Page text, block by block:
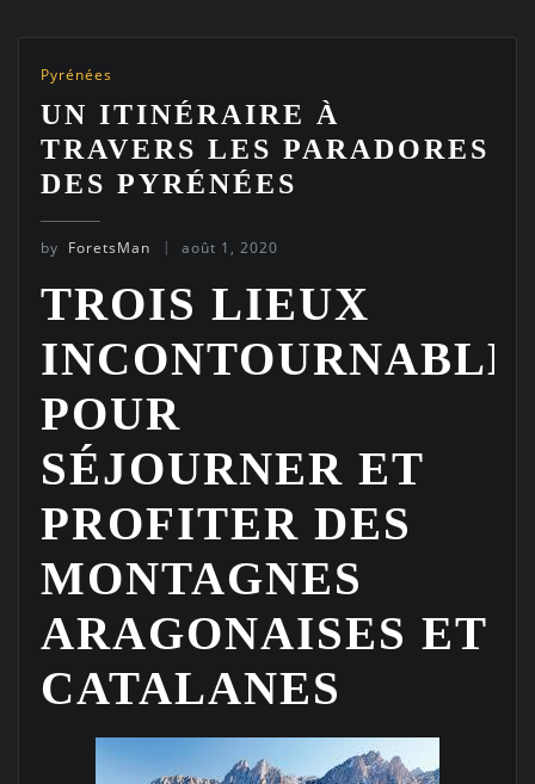
Pyrénées
UN ITINÉRAIRE À
TRAVERS LES PARADORES
DES PYRÉNÉES
by ForetsMan août 1, 2020
TROIS LIEUX
POUR
SÉJOURNER ET
PROFITER DES
MONTAGNES
ARAGONAISES ET
CATALANES